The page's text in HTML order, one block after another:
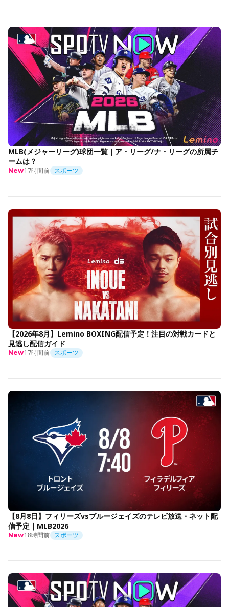
MLB(メジャーリーグ)球団一覧｜ア・リーグ/ナ・リーグの所属チ
ームは？
New17時間前 スポーツ
【2026年8月】Lemino BOXING配信予定！注目の対戦カードと
見逃し配信ガイド
New17時間前 スポーツ
【8月8日】フィリーズvsブルージェイズのテレビ放送・ネット配
信予定｜MLB2026
New18時間前 スポーツ